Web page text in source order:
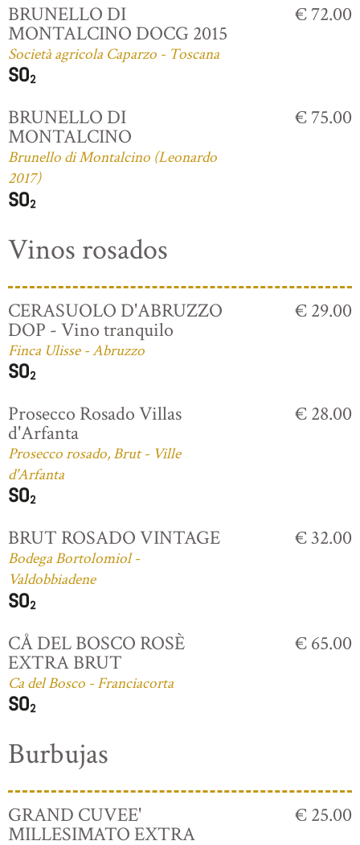
BRUNELLO DI
MONTALCINO DOCG 2015
Società agricola Caparzo - Toscana
€ 72.00
BRUNELLO DI
MONTALCINO
Brunello di Montalcino (Leonardo
2017)
€ 75.00
Vinos rosados
CERASUOLO D'ABRUZZO
DOP - Vino tranquilo
Finca Ulisse - Abruzzo
€ 29.00
Prosecco Rosado Villas
d'Arfanta
Prosecco rosado, Brut - Ville
d'Arfanta
€ 28.00
BRUT ROSADO VINTAGE
Bodega Bortolomiol -
Valdobbiadene
€ 32.00
CÅ DEL BOSCO ROSÈ
EXTRA BRUT
Ca del Bosco - Franciacorta
€ 65.00
Burbujas
GRAND CUVEE'
MILLESIMATO EXTRA
€ 25.00